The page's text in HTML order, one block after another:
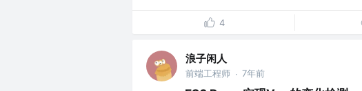
4
浪子闲人
前端工程师 · 7年前